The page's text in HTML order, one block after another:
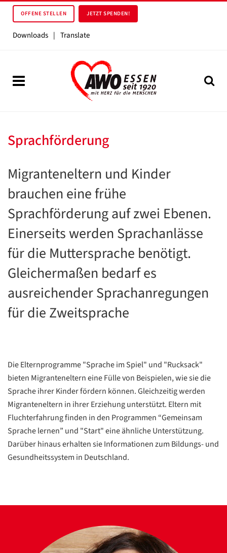
OFFENE STELLEN JETZT SPENDEN!
Downloads | Translate
Sprachförderung
Migranteneltern und Kinder
brauchen eine frühe
Sprachförderung auf zwei Ebenen.
Einerseits werden Sprachanlässe
für die Muttersprache benötigt.
Gleichermaßen bedarf es
ausreichender Sprachanregungen
für die Zweitsprache
Die Elternprogramme "Sprache im Spiel" und "Rucksack"
bieten Migranteneltern eine Fülle von Beispielen, wie sie die
Sprache ihrer Kinder fördern können. Gleichzeitig werden
Migranteneltern in ihrer Erziehung unterstützt. Eltern mit
Fluchterfahrung finden in den Programmen “Gemeinsam
Sprache lernen” und "Start" eine ähnliche Unterstützung.
Darüber hinaus erhalten sie Informationen zum Bildungs- und
Gesundheitssystem in Deutschland.